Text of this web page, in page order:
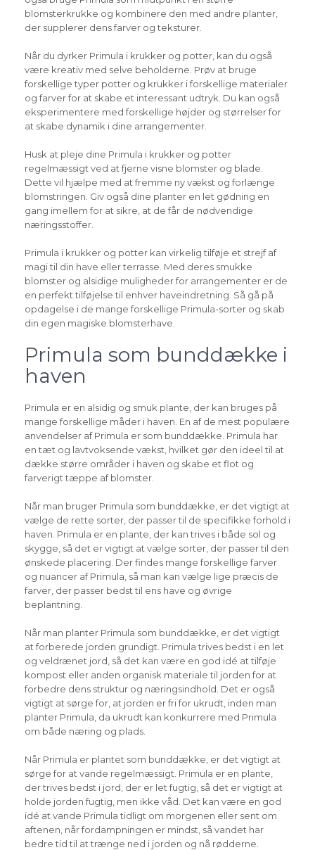
blomsterkrukke og kombinere den med andre planter,
der supplerer dens farver og teksturer.
Når du dyrker Primula i krukker og potter, kan du også
være kreativ med selve beholderne. Prøv at bruge
forskellige typer potter og krukker i forskellige materialer
og farver for at skabe et interessant udtryk. Du kan også
eksperimentere med forskellige højder og størrelser for
at skabe dynamik i dine arrangementer.
Husk at pleje dine Primula i krukker og potter
regelmæssigt ved at fjerne visne blomster og blade.
Dette vil hjælpe med at fremme ny vækst og forlænge
blomstringen. Giv også dine planter en let gødning en
gang imellem for at sikre, at de får de nødvendige
næringsstoffer.
Primula i krukker og potter kan virkelig tilføje et strejf af
magi til din have eller terrasse. Med deres smukke
blomster og alsidige muligheder for arrangementer er de
en perfekt tilføjelse til enhver haveindretning. Så gå på
opdagelse i de mange forskellige Primula-sorter og skab
din egen magiske blomsterhave.
Primula som bunddække i
haven
Primula er en alsidig og smuk plante, der kan bruges på
mange forskellige måder i haven. En af de mest populære
anvendelser af Primula er som bunddække. Primula har
en tæt og lavtvoksende vækst, hvilket gør den ideel til at
dække større områder i haven og skabe et flot og
farverigt tæppe af blomster.
Når man bruger Primula som bunddække, er det vigtigt at
vælge de rette sorter, der passer til de specifikke forhold i
haven. Primula er en plante, der kan trives i både sol og
skygge, så det er vigtigt at vælge sorter, der passer til den
ønskede placering. Der findes mange forskellige farver
og nuancer af Primula, så man kan vælge lige præcis de
farver, der passer bedst til ens have og øvrige
beplantning.
Når man planter Primula som bunddække, er det vigtigt
at forberede jorden grundigt. Primula trives bedst i en let
og veldrænet jord, så det kan være en god idé at tilføje
kompost eller anden organisk materiale til jorden for at
forbedre dens struktur og næringsindhold. Det er også
vigtigt at sørge for, at jorden er fri for ukrudt, inden man
planter Primula, da ukrudt kan konkurrere med Primula
om både næring og plads.
Når Primula er plantet som bunddække, er det vigtigt at
sørge for at vande regelmæssigt. Primula er en plante,
der trives bedst i jord, der er let fugtig, så det er vigtigt at
holde jorden fugtig, men ikke våd. Det kan være en god
idé at vande Primula tidligt om morgenen eller sent om
aftenen, når fordampningen er mindst, så vandet har
bedre tid til at trænge ned i jorden og nå rødderne.